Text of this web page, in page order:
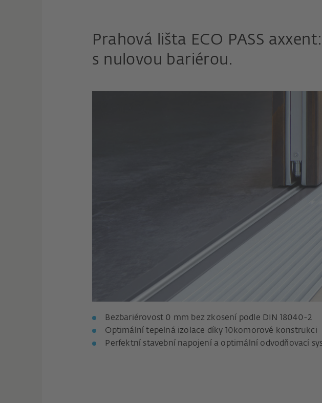
Prahová lišta ECO PASS
s nulovou bariérou.
Bezbariérovost 0 mm bez zkosení podle DIN 18040-2
Optimální tepelná izolace díky 10komorové konstrukci
Perfektní stavební napojení a optimální odvodňovací